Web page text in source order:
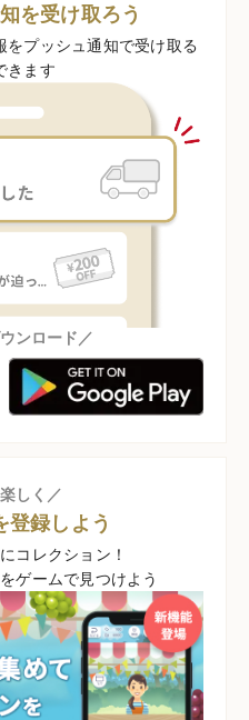
を受け取ろう
をプッシュ通知で受け取る
きます
ンロード／
しく／
登録しよう
コレクション！
ゲームで見つけよう